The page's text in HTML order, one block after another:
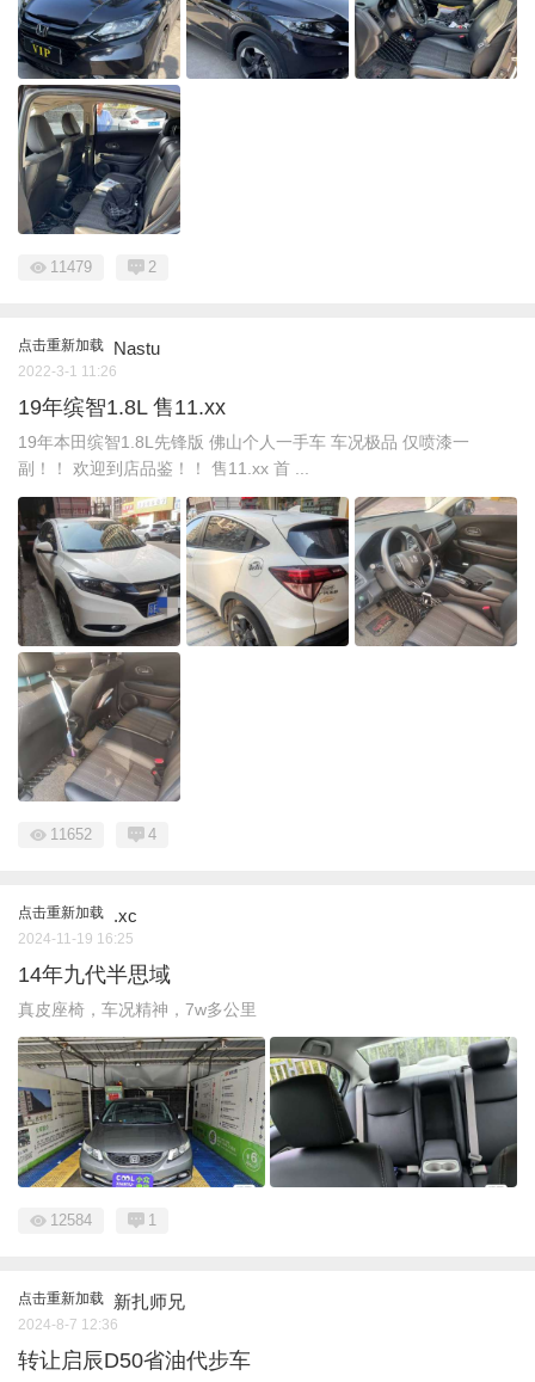
11479 2
点击重新加载 Nastu
2022-3-1 11:26
19年缤智1.8L 售11.xx
19年本田缤智1.8L先锋版 佛山个人一手车 车况极品 仅喷漆一
副！！ 欢迎到店品鉴！！ 售11.xx 首 ...
11652 4
点击重新加载 .xc
2024-11-19 16:25
14年九代半思域
真皮座椅，车况精神，7w多公里
12584 1
点击重新加载 新扎师兄
2024-8-7 12:36
转让启辰D50省油代步车